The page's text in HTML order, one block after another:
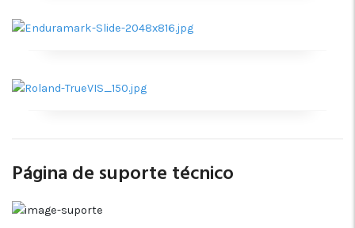
Página de suporte técnico